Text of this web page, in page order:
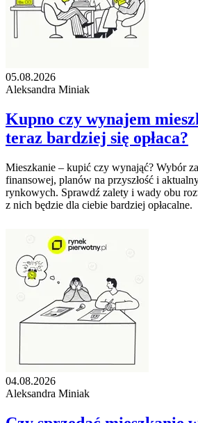
05.08.2026
Aleksandra Miniak
Kupno czy wynajem
teraz bardziej się opłaca?
Mieszkanie – kupić czy wynająć? Wybór
finansowej, planów na przyszłość i
rynkowych. Sprawdź zalety i wady obu
z nich będzie dla ciebie bardziej opłacalne.
04.08.2026
Aleksandra Miniak